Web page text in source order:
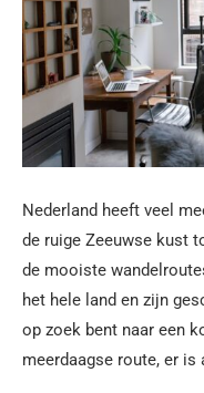
Nederland heeft veel
de ruige Zeeuwse kust
de mooiste
het hele land en zijn
op zoek bent naar een
meerdaagse route, er